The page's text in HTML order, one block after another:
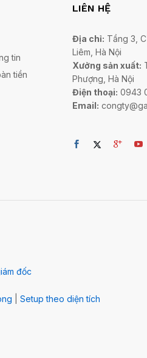
tin
tiền
LIÊN HỆ
Địa chỉ: Tầng 3,
Liêm, Hà Nội
Xưởng sản xuất:
Phượng, Hà Nội
Điện thoại: 0943
Email:
đốc
Setup theo diện tích